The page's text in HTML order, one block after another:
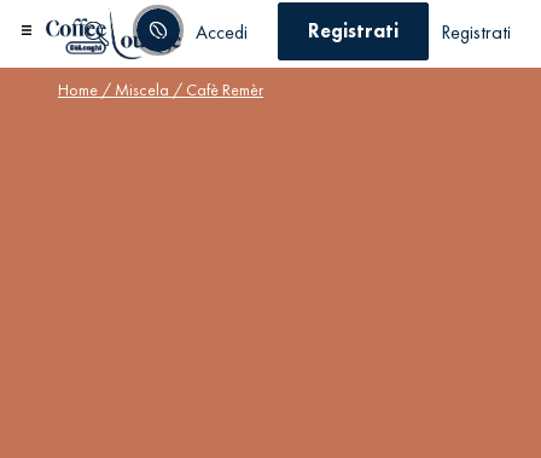
Accedi Registrati Registrati
Home / Miscela / Cafè Remèr